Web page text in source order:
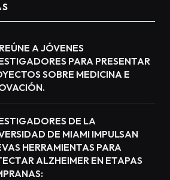
A JÓVENES
PARA PRESENTAR
SOBRE MEDICINA E
DE LA
DE MIAMI IMPULSAN
HERRAMIENTAS PARA
ALZHEIMER EN ETAPAS